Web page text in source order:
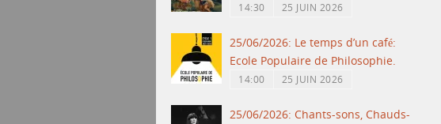
14:30 25 JUIN 2026
25/06/2026: Le temps d’un café:
Ecole Populaire de Philosophie.
14:00 25 JUIN 2026
25/06/2026: Chants-sons, Chauds-